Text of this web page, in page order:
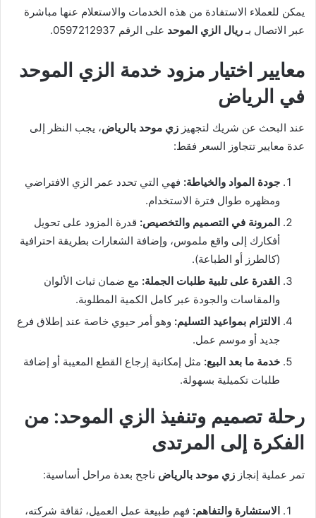
يمكن للعملاء الاستفادة من هذه الخدمات والاستعلام عنها مباشرة
عبر الاتصال بـ ريال الزي الموحد على الرقم 0597212937.
معايير اختيار مزود خدمة الزي الموحد
في الرياض
عند البحث عن شريك لتجهيز زي موحد بالرياض، يجب النظر إلى
عدة معايير تتجاوز السعر فقط:
جودة المواد والخياطة: فهي التي تحدد عمر الزي الافتراضي
ومظهره طوال فترة الاستخدام.
المرونة في التصميم والتخصيص: قدرة المزود على تحويل
أفكارك إلى واقع ملموس، وإضافة الشعارات بطريقة احترافية
(كالطرز أو الطباعة).
القدرة على تلبية طلبات الجملة: مع ضمان ثبات الألوان
والمقاسات والجودة عبر كامل الكمية المطلوبة.
الالتزام بمواعيد التسليم: وهو أمر حيوي خاصة عند إطلاق فرع
جديد أو موسم عمل.
خدمة ما بعد البيع: مثل إمكانية إرجاع القطع المعيبة أو إضافة
طلبات تكميلية بسهولة.
رحلة تصميم وتنفيذ الزي الموحد: من
الفكرة إلى المرتدى
تمر عملية إنجاز زي موحد بالرياض ناجح بعدة مراحل أساسية:
الاستشارة والتفاهم: فهم طبيعة عمل العميل، ثقافة شركته،